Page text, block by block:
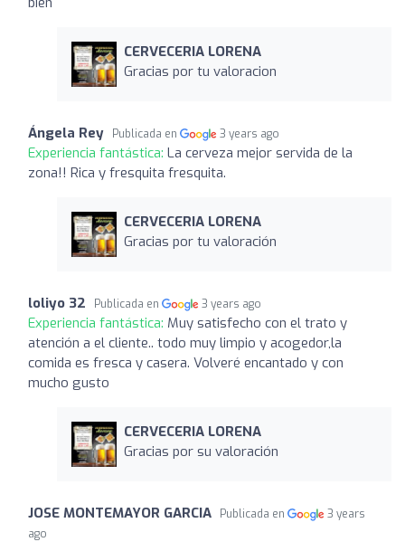
CERVECERIA LORENA
Gracias por tu valoracion
Ángela Rey Publicada en 3 years ago
Experiencia fantástica: La cerveza mejor servida de la
zona!! Rica y fresquita fresquita.
CERVECERIA LORENA
Gracias por tu valoración
loliyo 32 Publicada en 3 years ago
Experiencia fantástica: Muy satisfecho con el trato y
atención a el cliente.. todo muy limpio y acogedor,la
comida es fresca y casera. Volveré encantado y con
mucho gusto
CERVECERIA LORENA
Gracias por su valoración
JOSE MONTEMAYOR GARCIA Publicada en
3 years
ago